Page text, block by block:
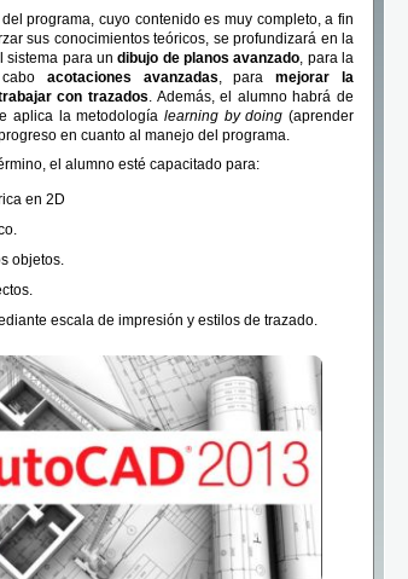
del programa, cuyo contenido es muy completo, a fin
sus conocimientos teóricos, se profundizará en la
sistema para undibujo de planos avanzado, para la
acotaciones avanzadas, paramejorar la
con trazados. Además, el alumno habrá de
aplica la metodología learning by doing (aprender
en cuanto al manejo del programa.
el alumno esté capacitado para:
en 2D
objetos.
escala de impresión y estilos de trazado.